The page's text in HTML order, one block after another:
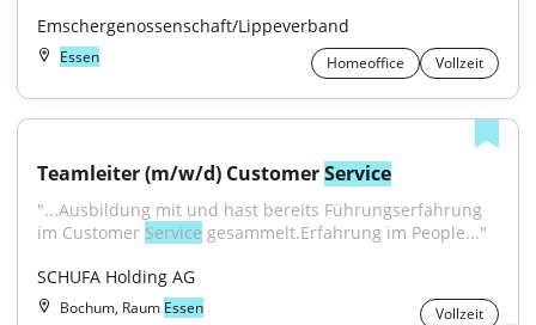
Emschergenossenschaft/Lippeverband
Essen Homeoffice Vollzeit
Teamleiter (m/w/d) Customer Service
"...Ausbildung mit und hast bereits Führungserfahrung
im Customer Service gesammelt.Erfahrung im People..."
SCHUFA Holding AG
Bochum, Raum Essen Vollzeit